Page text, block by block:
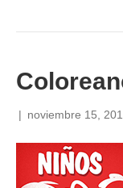
| noviembre 15,